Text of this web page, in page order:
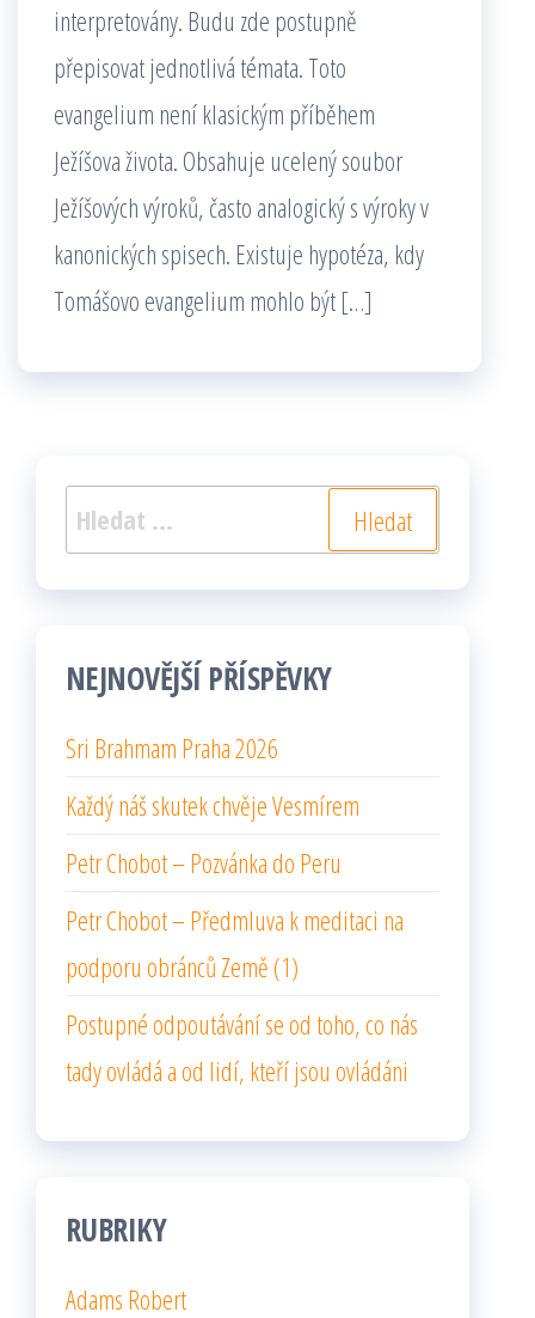
interpretovány. Budu zde postupně
přepisovat jednotlivá témata. Toto
evangelium není klasickým příběhem
Ježíšova života. Obsahuje ucelený soubor
Ježíšových výroků, často analogický s výroky v
kanonických spisech. Existuje hypotéza, kdy
Tomášovo evangelium mohlo být […]
Vyhledávání
NEJNOVĚJŠÍ PŘÍSPĚVKY
Sri Brahmam Praha 2026
Každý náš skutek chvěje Vesmírem
Petr Chobot – Pozvánka do Peru
Petr Chobot – Předmluva k meditaci na
podporu obránců Země (1)
Postupné odpoutávání se od toho, co nás
tady ovládá a od lidí, kteří jsou ovládáni
RUBRIKY
Adams Robert